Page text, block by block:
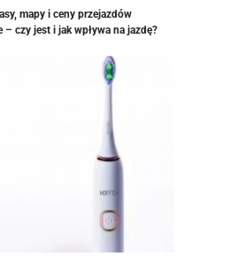
mapy i ceny przejazdów
– czy jest i jak wpływa na jazdę?